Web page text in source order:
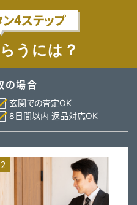
4ステップ
うには？
の場合
玄関での査定OK
8日間以内 返品対応OK
2